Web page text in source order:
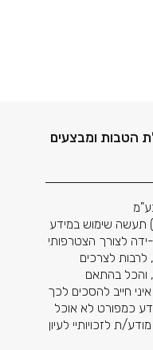
הטבות ומבצעים
) תעשה שימוש במידע
ידה לצורך הצטרפותי
לצרכים
והכל בהתאם
חייב להסכים לכך
כמפורט לא אוכל
ת לזכויותיי לעיון